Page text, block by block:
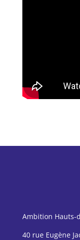
Ambition Hauts-
40 rue Eugène